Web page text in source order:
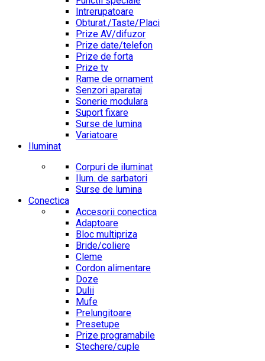
Intrerupatoare
Obturat./Taste/Placi
Prize AV/difuzor
Prize date/telefon
Prize de forta
Prize tv
Rame de ornament
Senzori aparataj
Sonerie modulara
Suport fixare
Surse de lumina
Variatoare
Iluminat
Corpuri de iluminat
Ilum. de sarbatori
Surse de lumina
Conectica
Accesorii conectica
Adaptoare
Bloc multipriza
Bride/coliere
Cleme
Cordon alimentare
Doze
Dulii
Mufe
Prelungitoare
Presetupe
Prize programabile
Stechere/cuple